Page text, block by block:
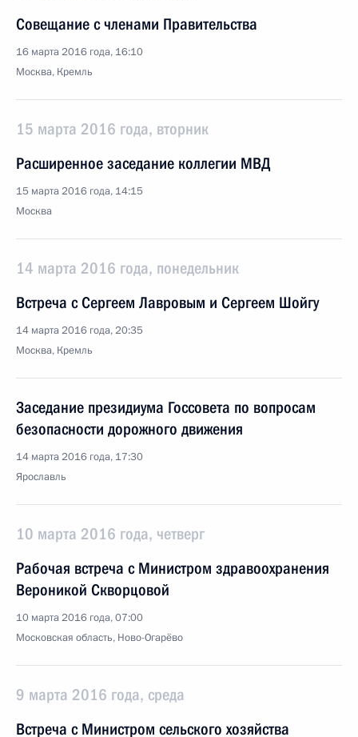
Совещание с членами Правительства
16 марта 2016 года, 16:10
Москва, Кремль
15 марта 2016 года, вторник
Расширенное заседание коллегии МВД
15 марта 2016 года, 14:15
Москва
14 марта 2016 года, понедельник
Встреча с Сергеем Лавровым и Сергеем Шойгу
14 марта 2016 года, 20:35
Москва, Кремль
Заседание президиума Госсовета по вопросам
безопасности дорожного движения
14 марта 2016 года, 17:30
Ярославль
10 марта 2016 года, четверг
Рабочая встреча с Министром здравоохранения
Вероникой Скворцовой
10 марта 2016 года, 07:00
Московская область, Ново-Огарёво
9 марта 2016 года, среда
Встреча с Министром сельского хозяйства